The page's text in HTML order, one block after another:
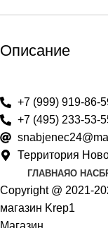
Описание
+7 (999) 919-86-
+7 (495) 233-53-
Территория
ГЛАВНАЯО НАС
Copyright @ 2021-
магазин Krep1